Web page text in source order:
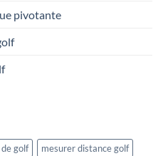
pivotante
golf
mesurer distance golf